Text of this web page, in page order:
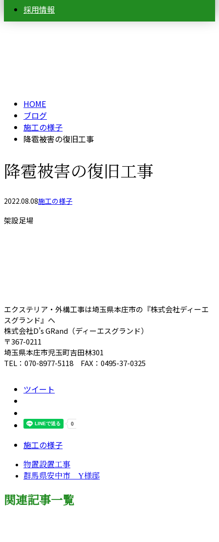
採用情報
HOME
ブログ
施工の様子
降雹被害の復旧工事
降雹被害の復旧工事
2022.08.08施工の様子
架設足場
エクステリア・外構工事は埼玉県本庄市の『株式会社ディーエ
スグランド』へ
株式会社D’s GRand（ディーエスグランド）
〒367-0211
埼玉県本庄市児玉町吉田林301
TEL：070-8977-5118 FAX：0495-37-0325
ツイート
施工の様子
物置設置工事
群馬県安中市 Y様邸
関連記事一覧